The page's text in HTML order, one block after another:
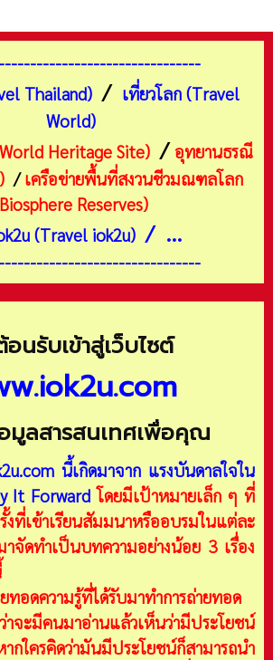
Thailand) / เที่ยวโลก (Travel
World)
Heritage Site) /อุทยานธรณี
/เครือข่ายพื้นที่สงวนชีวมณฑลโลก
Reserves)
(Travel iok2u) / ...
นรับเข้าสู่เว็บไซต์
มูลสารสนเทศเพื่อคุณ
นี้เกิดมาจาก แรงบันดาลใจใน
It Forward โดยมีเป้าหมายเล็ก ๆ ที่
งที่เข้าเรียนสัมมนาหรืออบรมในแต่ละ
าจัดทำเป็นบทความอย่างน้อย 3 เรื่อง
ทอดความรู้ที่ได้รับมาทำการถ่ายทอด
ะมีคนมาอ่านแล้วเห็นว่ามีประโยชน์
กใครคิดว่ามันมีประโยชน์ก็สามารถนำ